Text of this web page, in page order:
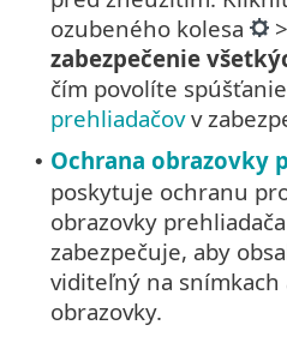
ozubeného kolesa
>
zabezpečenie
čím povolíte spúšťanie
prehliadačovv
• Ochrana obrazovky
poskytuje ochranu
obrazovky
zabezpečuje, aby
viditeľný na snímkach
obrazovky.